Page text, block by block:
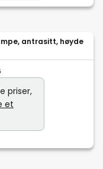
antrasitt, høyde
priser,
et